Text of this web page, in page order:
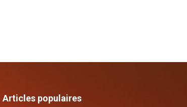
Articles populaires